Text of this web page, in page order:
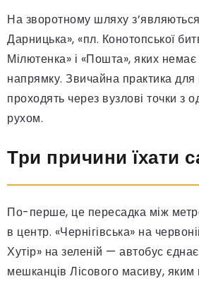
На зворотному шляху
Дарницька», «пл. Конотопської
Мілютенка» і «Пошта», яких
напрямку. Звичайна практика
проходять через вузлові точки з
рухом.
Три причини їхати
По-перше, це пересадка між
в центр. «Чернігівська» на
Хутір» на зеленій — автобус
мешканців Лісового масиву, яким